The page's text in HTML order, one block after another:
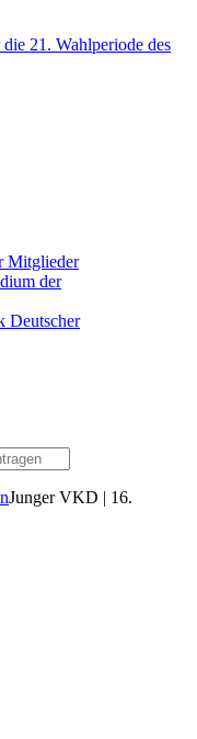
21. Wahlperiode des
Mitglieder
der
Deutscher
Junger VKD | 16.